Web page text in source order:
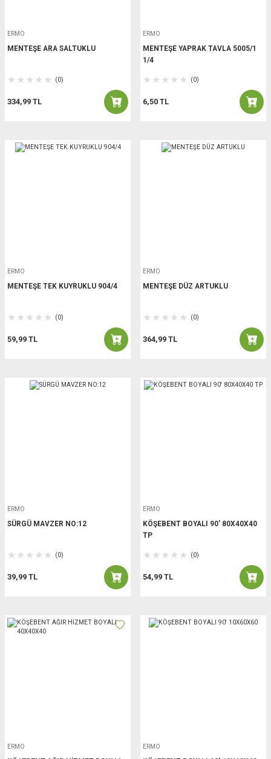
ERMO
MENTEŞE ARA SALTUKLU
(0)
334,99 TL
ERMO
MENTEŞE YAPRAK TAVLA 5005/1
1/4
(0)
6,50 TL
ERMO
MENTEŞE TEK KUYRUKLU 904/4
(0)
59,99 TL
ERMO
MENTEŞE DÜZ ARTUKLU
(0)
364,99 TL
ERMO
SÜRGÜ MAVZER NO:12
(0)
39,99 TL
ERMO
KÖŞEBENT BOYALI 90' 80X40X40
TP
(0)
54,99 TL
ERMO ERMO